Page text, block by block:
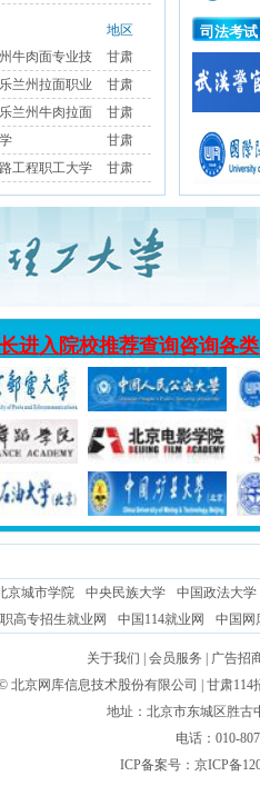
地区
牛肉面专业技
甘肃
兰州拉面职业
甘肃
兰州牛肉拉面
甘肃
甘肃
工程职工大学
甘肃
司法考试
进入院校推荐查询咨询各
京城市学院 中央民族大学
中国政法大学
高专招生就业网 中国114就业网 中国网
关于我们 会员服务
广告招
北京网库信息技术股份有限公司
| 甘肃
地址：北京市东城区胜
电话：010-
ICP备案号： 京ICP备